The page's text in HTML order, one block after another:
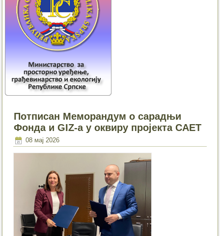
Потписан Меморандум о сарадњи
Фонда и GIZ-а у оквиру пројекта CAET
08 мај 2026